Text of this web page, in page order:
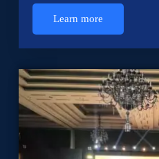
Learn more